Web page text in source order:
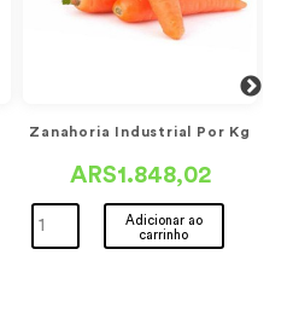
Zanahoria Industrial Por Kg
ARS1.848,02
Adicionar ao
carrinho